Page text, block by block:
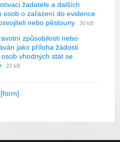
žadatele a dalších
osob o zařazení do evidence
nebo pěstouny Prípona
Veľkosť
30 kB
způsobilosti nebo
jako příloha žádosti
vhodných stát se
Prípona
Veľkosť
22 kB